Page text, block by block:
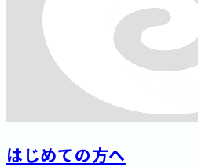
はじめての方へ